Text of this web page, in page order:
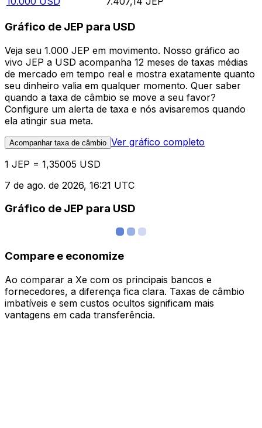
Gráfico de JEP para USD
Veja seu 1.000 JEP em movimento. Nosso gráfico ao
vivo JEP a USD acompanha 12 meses de taxas médias
de mercado em tempo real e mostra exatamente quanto
seu dinheiro valia em qualquer momento. Quer saber
quando a taxa de câmbio se move a seu favor?
Configure um alerta de taxa e nós avisaremos quando
ela atingir sua meta.
Acompanhar taxa de câmbio Ver gráfico completo
1 JEP = 1,35005 USD
7 de ago. de 2026, 16:21 UTC
Gráfico de JEP para USD
Compare e economize
Ao comparar a Xe com os principais bancos e
fornecedores, a diferença fica clara. Taxas de câmbio
imbatíveis e sem custos ocultos significam mais
vantagens em cada transferência.